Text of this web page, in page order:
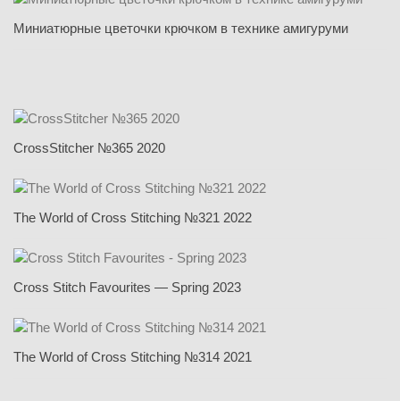
Миниатюрные цветочки крючком в технике амигуруми
CrossStitcher №365 2020
The World of Cross Stitching №321 2022
Cross Stitch Favourites — Spring 2023
The World of Cross Stitching №314 2021